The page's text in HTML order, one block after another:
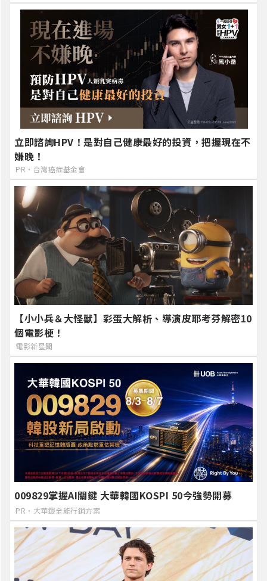
立即諮詢HPV！是對自己健康最好的投資，把握現在不
嫌晚！
PR・台灣癌症基金會
【小小兵＆大怪獸】彩蛋大解析、導演皮耶考芬解密10
個電影梗！
電影新星聞
009829掌握AI關鍵 大華韓國KOSPI 50今強勢開募
PR・大華銀全能行銷方案